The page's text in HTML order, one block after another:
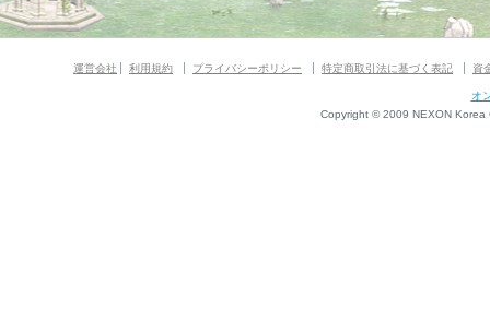
運営会社 利用規約 プライバシーポリシー 特定商取引法に基づく表記 資
オ
Copyright © 2009 NEXON Korea